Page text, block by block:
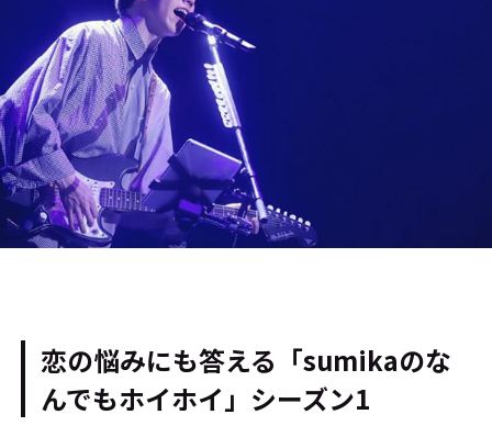
恋の悩みにも答える「sumikaのな
んでもホイホイ」シーズン1